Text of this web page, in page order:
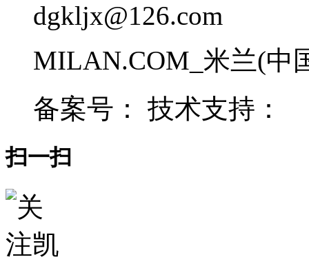
dgkljx@126.com
MILAN.COM_米兰(中
备案号： 技术支持：
扫一扫